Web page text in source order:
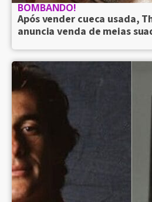
BOMBANDO!
Após vender cueca usada,
anuncia venda de meias